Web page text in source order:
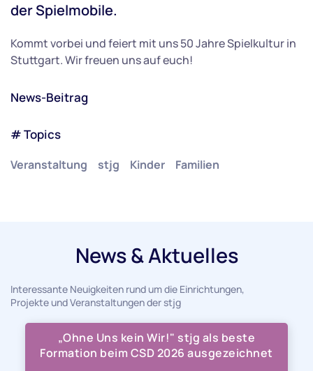
# Topics
Veranstaltung stjg Kinder Familien
der Spielmobile.
Kommt vorbei und feiert mit uns 50 Jahre Spielkultur in
Stuttgart. Wir freuen uns auf euch!
News-Beitrag
News & Aktuelles
Interessante Neuigkeiten rund um die Einrichtungen,
Projekte und Veranstaltungen der stjg
„Ohne Uns kein Wir!" stjg als beste
Formation beim CSD 2026 ausgezeichnet